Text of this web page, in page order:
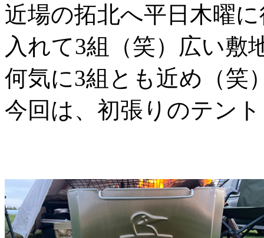
近場の拓北へ平日木曜
入れて3組（笑）広い敷
何気に3組とも近め（笑
今回は、初張りのテン